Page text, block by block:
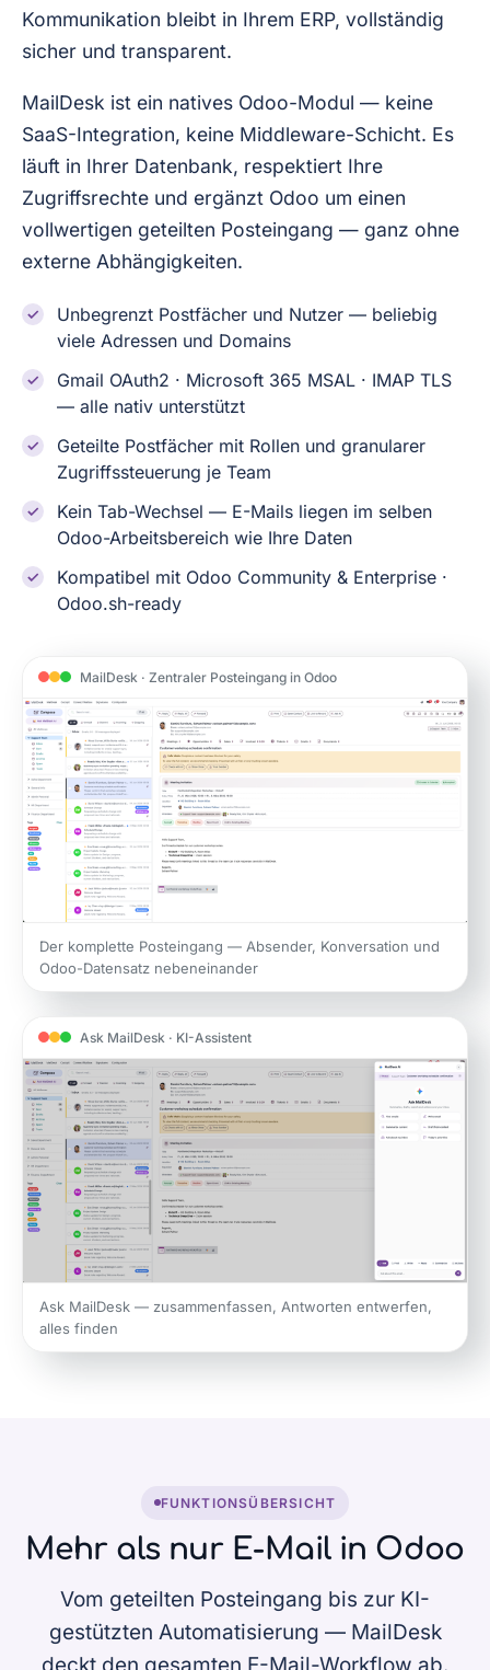
Kommunikation bleibt in Ihrem ERP, vollständig
sicher und transparent.
MailDesk ist ein natives Odoo-Modul — keine
SaaS-Integration, keine Middleware-Schicht. Es
läuft in Ihrer Datenbank, respektiert Ihre
Zugriffsrechte und ergänzt Odoo um einen
vollwertigen geteilten Posteingang — ganz ohne
externe Abhängigkeiten.
Unbegrenzt Postfächer und Nutzer — beliebig
viele Adressen und Domains
Gmail OAuth2 · Microsoft 365 MSAL · IMAP TLS
— alle nativ unterstützt
Geteilte Postfächer mit Rollen und granularer
Zugriffssteuerung je Team
Kein Tab-Wechsel — E-Mails liegen im selben
Odoo-Arbeitsbereich wie Ihre Daten
Kompatibel mit Odoo Community & Enterprise ·
Odoo.sh-ready
MailDesk · Zentraler Posteingang in Odoo
Der komplette Posteingang — Absender, Konversation und
Odoo-Datensatz nebeneinander
Ask MailDesk · KI-Assistent
Ask MailDesk — zusammenfassen, Antworten entwerfen,
alles finden
FUNKTIONSÜBERSICHT
Mehr als nur E-Mail in Odoo
Vom geteilten Posteingang bis zur KI-
gestützten Automatisierung — MailDesk
deckt den gesamten E-Mail-Workflow ab.